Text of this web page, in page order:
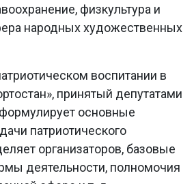
физкультура и
народных художественных
воспитании в
принятый депутатами
основные
патриотического
организаторов, базовые
деятельности, полномочия